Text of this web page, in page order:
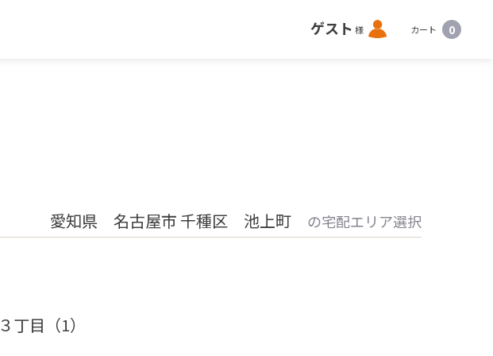
ゲスト 様 ロ
グ
カート 0
愛知県 名古屋市 千種区 池上町 の宅配エリア選択
３丁目（1）